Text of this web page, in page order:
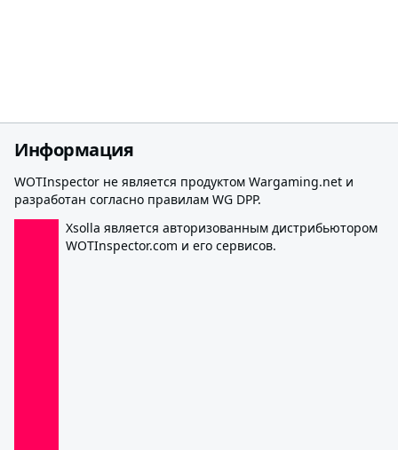
Информация
WOTInspector не является продуктом Wargaming.net и
разработан согласно правилам WG DPP.
Xsolla является авторизованным дистрибьютором
WOTInspector.com и его сервисов.